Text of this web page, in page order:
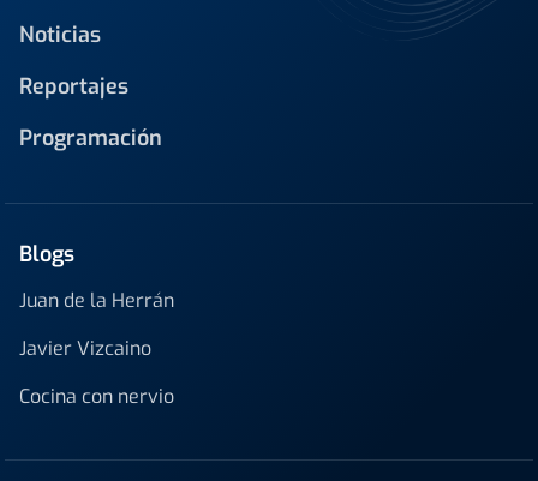
Noticias
Reportajes
Programación
Blogs
Juan de la Herrán
Javier Vizcaino
Cocina con nervio